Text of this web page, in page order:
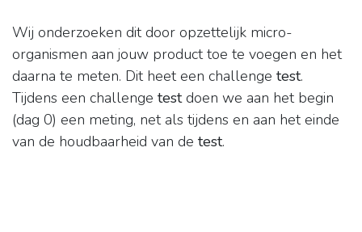
Wij onderzoeken dit door opzettelijk micro-
organismen aan jouw product toe te voegen en het
daarna te meten. Dit heet een challenge test.
Tijdens een challenge testdoen we aan het begin
(dag 0) een meting, net als tijdens en aan het einde
van de houdbaarheid van de test.